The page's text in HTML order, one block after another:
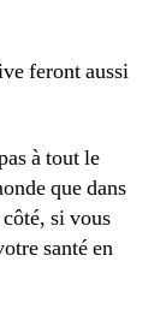
feront aussi
à tout le
que dans
si vous
santé en